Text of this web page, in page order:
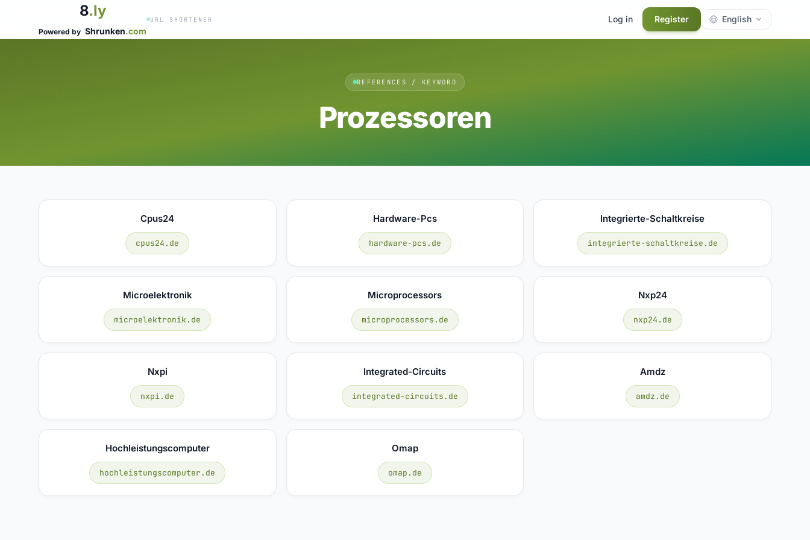
8.ly
Powered by Shrunken.com
URL SHORTENER Log in Register English
REFERENCES / KEYWORD
Prozessoren
Cpus24
cpus24.de
Hardware-Pcs
hardware-pcs.de
Integrierte-Schaltkreise
integrierte-schaltkreise.de
Microelektronik
microelektronik.de
Microprocessors
microprocessors.de
Nxp24
nxp24.de
Nxpi
nxpi.de
Integrated-Circuits
integrated-circuits.de
Amdz
amdz.de
Hochleistungscomputer
hochleistungscomputer.de
Omap
omap.de